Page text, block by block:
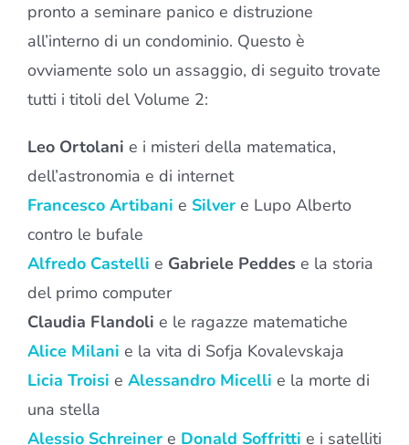
pronto a seminare panico e distruzione
all’interno di un condominio. Questo è
ovviamente solo un assaggio, di seguito trovate
tutti i titoli delVolume 2:
Leo Ortolani e i misteri della matematica,
dell’astronomia e di internet
Francesco Artibani e Silvere Lupo Alberto
contro le bufale
Alfredo Castelli e Gabriele Peddes e la storia
del primo computer
Claudia Flandoli e le ragazze matematiche
Alice Milani e la vita di Sofja Kovalevskaja
Licia Troisi e Alessandro Micelli e la morte di
una stella
Alessio Schreinere Donald Soffritti e i satelliti